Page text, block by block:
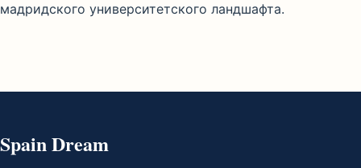
мадридского университетского ландшафта.
Spain Dream